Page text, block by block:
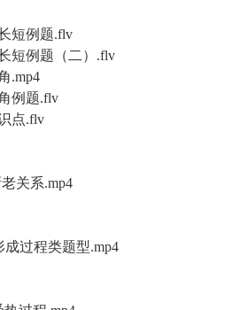
短例题.flv
短例题（二）.flv
.mp4
例题.flv
点.flv
关系.mp4
过程类题型.mp4